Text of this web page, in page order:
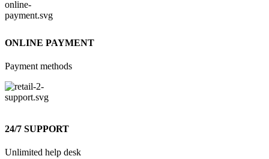
ONLINE PAYMENT
Payment methods
24/7 SUPPORT
Unlimited help desk